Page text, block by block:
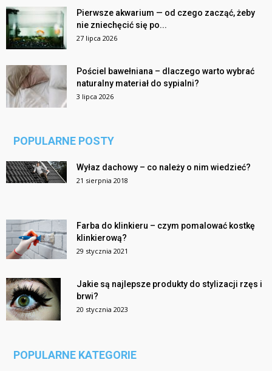
Pierwsze akwarium — od czego zacząć, żeby
nie zniechęcić się po...
27 lipca 2026
Pościel bawełniana – dlaczego warto wybrać
naturalny materiał do sypialni?
3 lipca 2026
POPULARNE POSTY
Wyłaz dachowy – co należy o nim wiedzieć?
21 sierpnia 2018
Farba do klinkieru – czym pomalować kostkę
klinkierową?
29 stycznia 2021
Jakie są najlepsze produkty do stylizacji rzęs i
brwi?
20 stycznia 2023
POPULARNE KATEGORIE